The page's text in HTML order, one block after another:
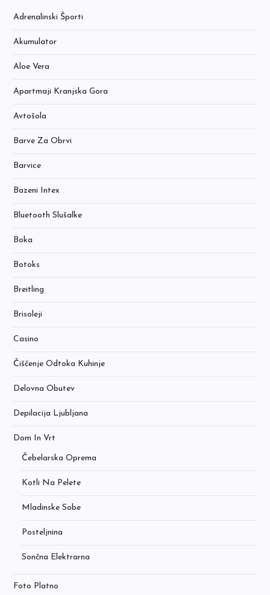
Adrenalinski Športi
Akumulator
Aloe Vera
Apartmaji Kranjska Gora
Avtošola
Barve Za Obrvi
Barvice
Bazeni Intex
Bluetooth Slušalke
Boka
Botoks
Breitling
Brisoleji
Casino
Čiščenje Odtoka Kuhinje
Delovna Obutev
Depilacija Ljubljana
Dom In Vrt
Čebelarska Oprema
Kotli Na Pelete
Mladinske Sobe
Posteljnina
Sončna Elektrarna
Foto Platno